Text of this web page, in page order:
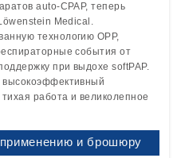
auto-CPAP, теперь
Medical.
технологию OPP,
события от
при выдохе softPAP.
работа и великолепное
и брошюру